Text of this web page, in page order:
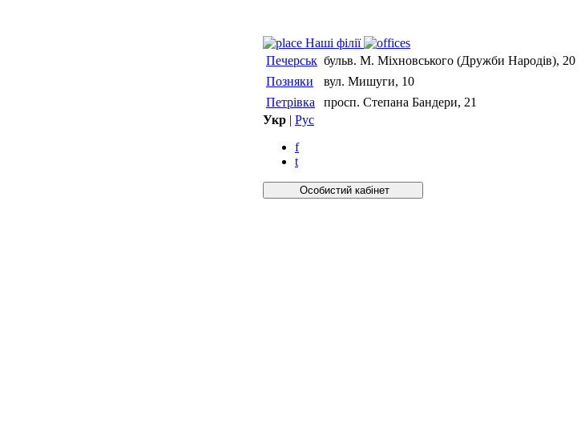
Нашi фiлiї
Печерськ бульв. М. Міхновського (Дружби Народів), 20
Позняки
вул. Мишуги, 10
Петрівка
просп. Степана Бандери, 21
Укр | Рус
f
t
Особистий кабiнет